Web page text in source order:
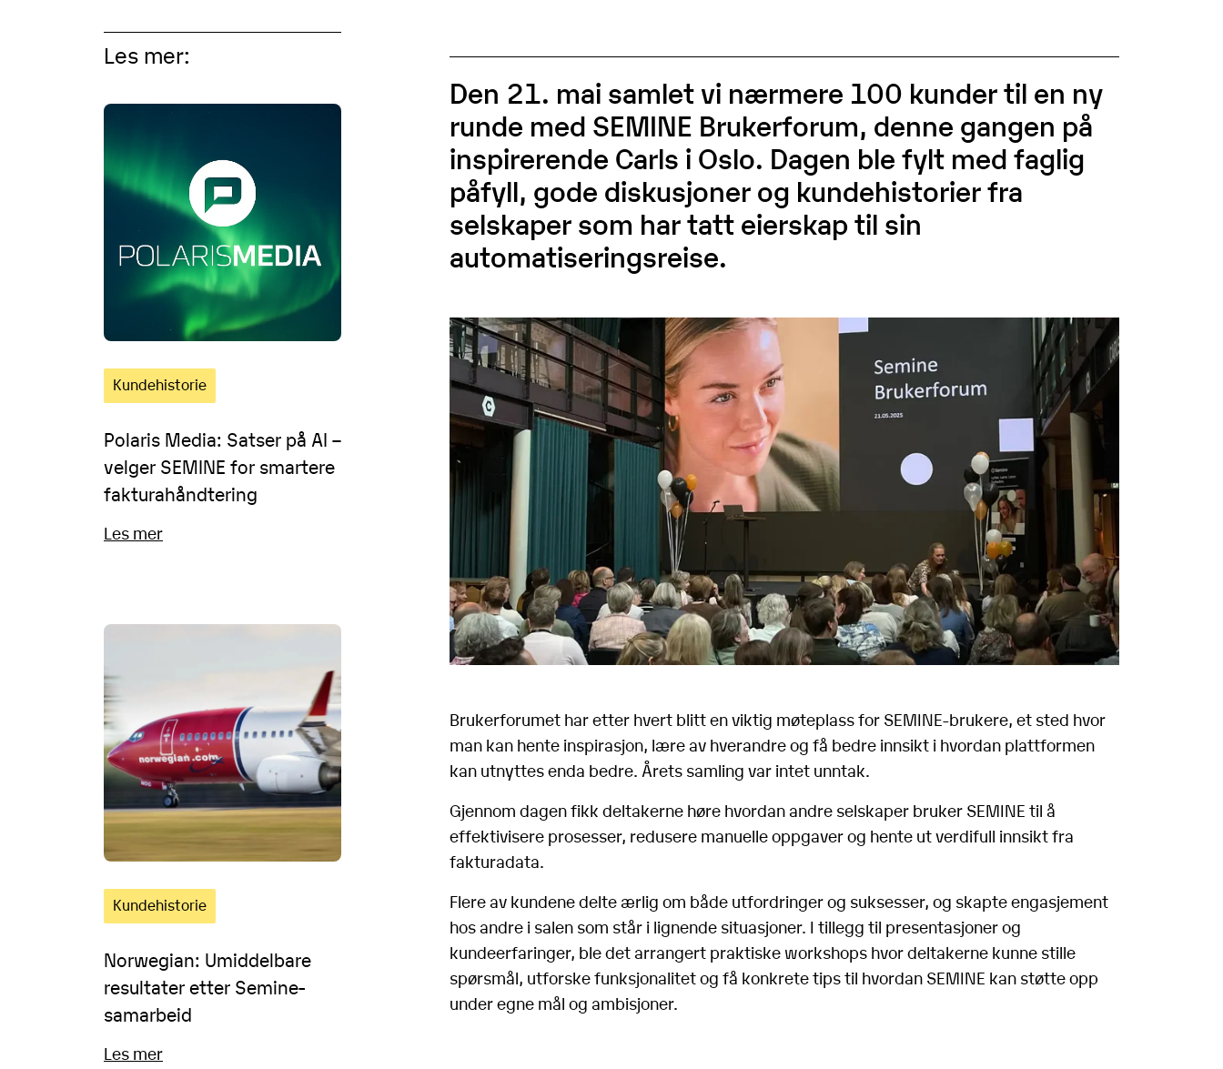
avtaler og identifiser mulige
spekulere!
av høykvalitetsdata og
Les mer:
Kundehistorie
Polaris Media: Satser på AI –
velger SEMINE for smartere
fakturahåndtering
Les mer
Kundehistorie
Norwegian: Umiddelbare
resultater etter Semine-
samarbeid
Les mer
Den 21. mai samlet vi nærmere 100 kunder til en ny
runde med SEMINE Brukerforum, denne gangen på
inspirerende Carls i Oslo. Dagen ble fylt med faglig
påfyll, gode diskusjoner og kundehistorier fra
selskaper som har tatt eierskap til sin
automatiseringsreise.
Brukerforumet har etter hvert blitt en viktig møteplass for SEMINE-brukere, et sted hvor
man kan hente inspirasjon, lære av hverandre og få bedre innsikt i hvordan plattformen
kan utnyttes enda bedre. Årets samling var intet unntak.
Gjennom dagen fikk deltakerne høre hvordan andre selskaper bruker SEMINE til å
effektivisere prosesser, redusere manuelle oppgaver og hente ut verdifull innsikt fra
fakturadata.
Flere av kundene delte ærlig om både utfordringer og suksesser, og skapte engasjement
hos andre i salen som står i lignende situasjoner. I tillegg til presentasjoner og
kundeerfaringer, ble det arrangert praktiske workshops hvor deltakerne kunne stille
spørsmål, utforske funksjonalitet og få konkrete tips til hvordan SEMINE kan støtte opp
under egne mål og ambisjoner.